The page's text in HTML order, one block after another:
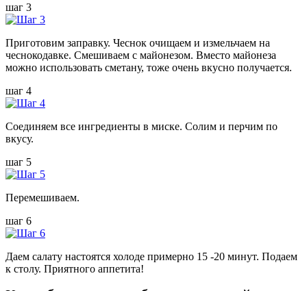
шаг 3
Приготовим заправку. Чеснок очищаем и измельчаем на
чеснокодавке. Смешиваем с майонезом. Вместо майонеза
можно использовать сметану, тоже очень вкусно получается.
шаг 4
Соединяем все ингредиенты в миске. Солим и перчим по
вкусу.
шаг 5
Перемешиваем.
шаг 6
Даем салату настоятся холоде примерно 15 -20 минут. Подаем
к столу. Приятного аппетита!